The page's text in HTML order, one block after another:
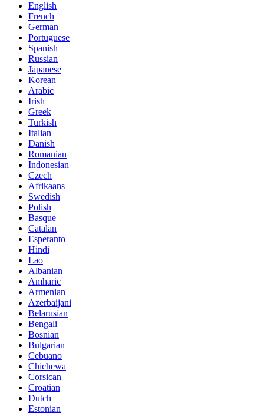
English
French
German
Portuguese
Spanish
Russian
Japanese
Korean
Arabic
Irish
Greek
Turkish
Italian
Danish
Romanian
Indonesian
Czech
Afrikaans
Swedish
Polish
Basque
Catalan
Esperanto
Hindi
Lao
Albanian
Amharic
Armenian
Azerbaijani
Belarusian
Bengali
Bosnian
Bulgarian
Cebuano
Chichewa
Corsican
Croatian
Dutch
Estonian